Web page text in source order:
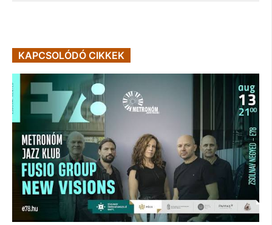
KAPCSOLÓDÓ CIKKEK